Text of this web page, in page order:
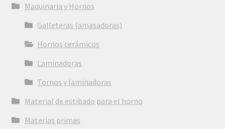
Maquinaria y Hornos
Galleteras (amasadoras)
Hornos cerámicos
Laminadoras
Tornos y laminadoras
Material de estibado para el horno
Materias primas